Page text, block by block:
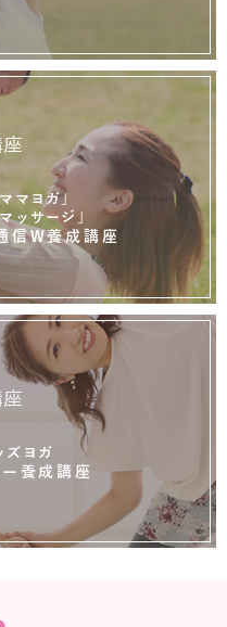
マヨガ」
ッサージ」
信W養成講座
ズヨガ
養成講座